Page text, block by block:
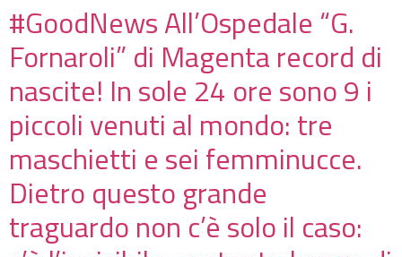
#GoodNews All’Ospedale “G.
Fornaroli” di Magenta record di
nascite! In sole 24 ore sono 9 i
piccoli venuti al mondo: tre
maschietti e sei femminucce.
Dietro questo grande
traguardo non c’è solo il caso: